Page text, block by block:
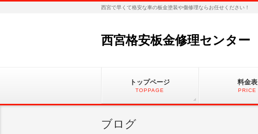
西宮で早くて格安な車の板金塗装や傷修理ならお任せください！
西宮格安板金修理センター
トップページ
TOPPAGE
料金表
PRICE
ブログ